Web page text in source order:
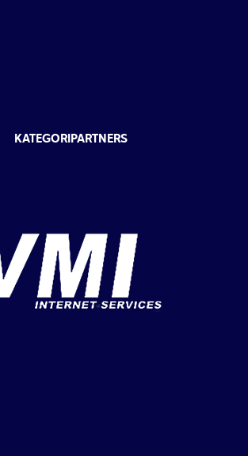
KATEGORIPARTNERS